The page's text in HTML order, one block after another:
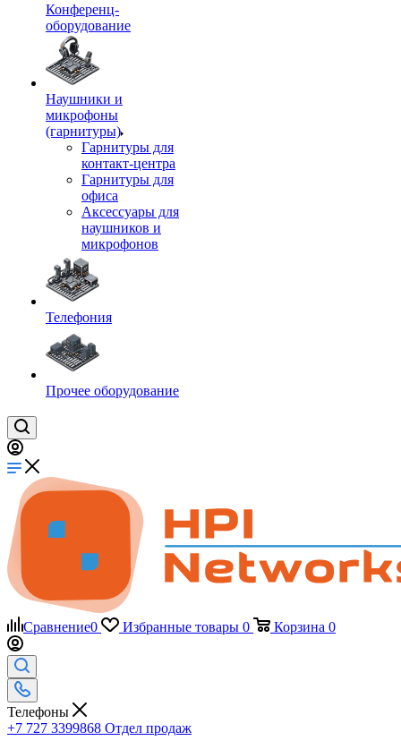
Конференц-
оборудование
Наушники и
микрофоны
(гарнитуры)
Гарнитуры для
контакт-центра
Гарнитуры для
офиса
Аксессуары для
наушников и
микрофонов
Телефония
Прочее оборудование
Сравнение0 Избранные товары 0 Корзина 0
Телефоны
+7 727 3399868 Отдел продаж